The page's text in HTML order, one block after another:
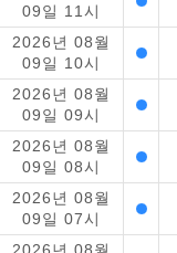
09일 11시
2026년 08월
09일 10시
2026년 08월
09일 09시
2026년 08월
09일 08시
2026년 08월
09일 07시